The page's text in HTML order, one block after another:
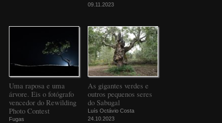
09.11.2023
Uma raposa e uma
árvore. Eis o fotógrafo
vencedor do Rewilding
Photo Contest
Fugas
As gigantes verdes e
outros pequenos seres
do Sabugal
Luís Octávio Costa
24.10.2023